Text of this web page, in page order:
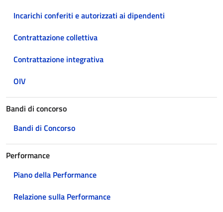
Incarichi conferiti e autorizzati ai dipendenti
Contrattazione collettiva
Contrattazione integrativa
OIV
Bandi di concorso
Bandi di Concorso
Performance
Piano della Performance
Relazione sulla Performance